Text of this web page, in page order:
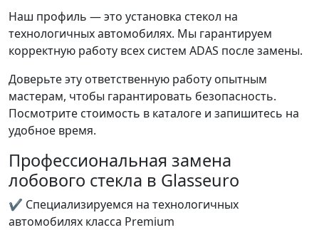
Наш профиль — это установка стекол на
технологичных автомобилях. Мы гарантируем
корректную работу всех систем ADAS после замены.
Доверьте эту ответственную работу опытным
мастерам, чтобы гарантировать безопасность.
Посмотрите стоимость в каталоге и запишитесь на
удобное время.
Профессиональная замена
лобового стекла в Glasseuro
✔ Специализируемся на технологичных
автомобилях класса Premium